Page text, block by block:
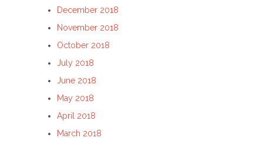
December 2018
November 2018
October 2018
July 2018
June 2018
May 2018
April 2018
March 2018